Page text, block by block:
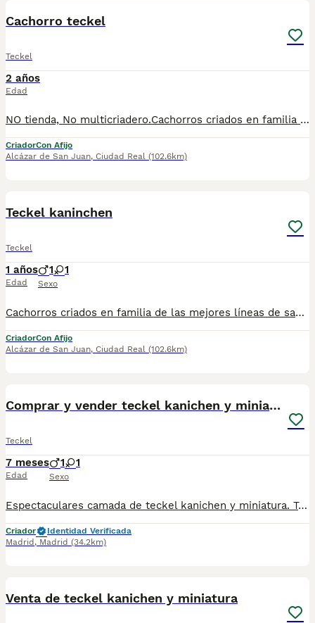
Cachorro teckel
Teckel
2 años
Edad
NO tienda, No multicriadero.Cachorros criados en familia de las mejores lineas de sangre, 25 años de experiencia.
CriadorCon Afijo
Alcázar de San Juan, Ciudad Real (102.6km)
Teckel kaninchen
Teckel
1 años
Edad
1 1
Sexo
Cachorros criados en familia de las mejores líneas de sangre, excelente pedigree , 25 años de experiencia , NO TIENDA.
CriadorCon Afijo
Alcázar de San Juan, Ciudad Real (102.6km)
Comprar y vender teckel kanichen y miniatura
Teckel
7 meses
Edad
1 1
Sexo
Espectaculares camada de teckel kanichen y miniatura. Todos los cachorritos se entregan con unos dos meses y medio de edad y sus vacunas correspondientes, desparasitados interna y externamente, con certificado de salud, y garantía tanto por enfermedad vírica como congénito genética. Posibilidad de entregar en toda España mediante transporte propio preparado para animales y con chofer privado. Los precios pueden variar según las características y morfología de cada cachorro. Añádenos al whats app o llámanos, y encantados atenderemos todas tus dudas y consultas. Teléfono / Whats app: 641 92 23 90
Criador
Identidad Verificada
Madrid , Madrid (34.2km)
Venta de teckel kanichen y miniatura